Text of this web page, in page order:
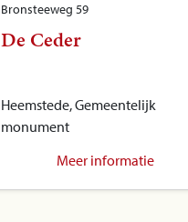
Bronsteeweg 59
De Ceder
Heemstede, Gemeentelijk
monument
Meer informatie